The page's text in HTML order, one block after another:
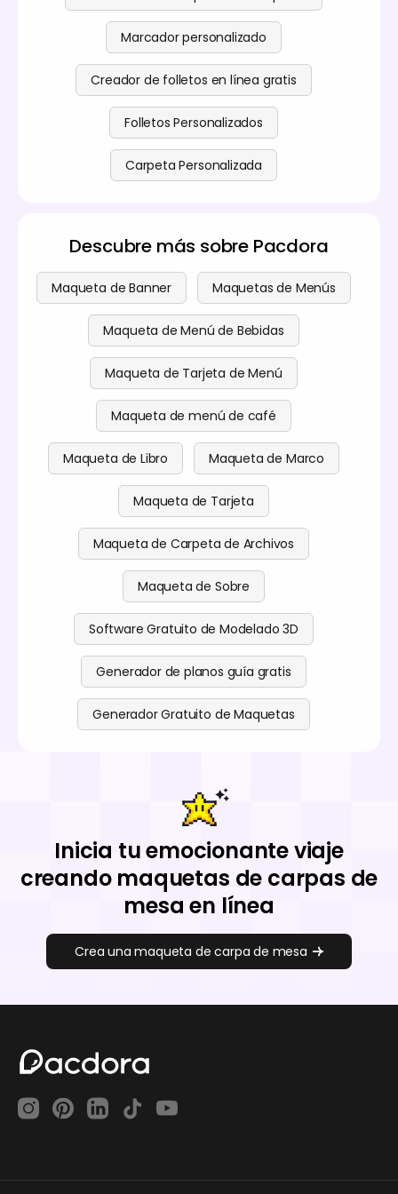
Marcador personalizado
Creador de folletos en línea gratis
Folletos Personalizados
Carpeta Personalizada
Descubre más sobre Pacdora
Maqueta de Banner Maquetas de Menús
Maqueta de Menú de Bebidas
Maqueta de Tarjeta de Menú
Maqueta de menú de café
Maqueta de Libro Maqueta de Marco
Maqueta de Tarjeta
Maqueta de Carpeta de Archivos
Maqueta de Sobre
Software Gratuito de Modelado 3D
Generador de planos guía gratis
Generador Gratuito de Maquetas
Inicia tu emocionante viaje
creando maquetas de carpas de
mesa en línea
Crea una maqueta de carpa de mesa